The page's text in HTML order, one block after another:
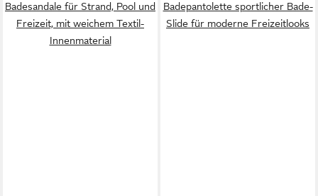
Badesandale für Strand, Pool und
Freizeit, mit weichem Textil-
Innenmaterial
Badepantolette sportlicher Bade-
Slide für moderne Freizeitlooks